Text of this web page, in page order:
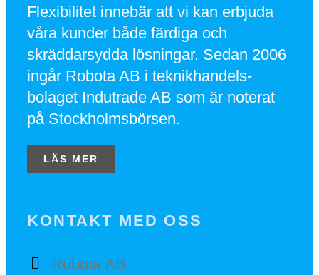
Flexibilitet innebär att vi kan erbjuda
våra kunder både färdiga och
skräddarsydda lösningar. Sedan 2006
ingår Robota AB i teknikhandels-
bolaget Indutrade AB som är noterat
på Stockholmsbörsen.
LÄS MER
KONTAKT MED OSS
Robota AB